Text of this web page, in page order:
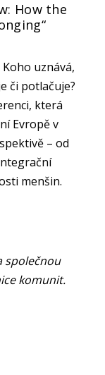
How the
uznává,
či potlačuje?
která
Evropě v
– od
menšin.
společnou
komunit.